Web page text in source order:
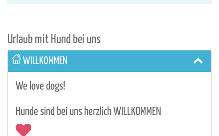
Urlaub mit Hund bei uns
WILLKOMMEN
We love dogs!
Hunde sind bei uns herzlich WILLKOMMEN